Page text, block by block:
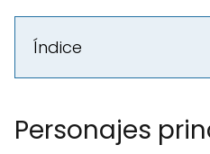
Índice
Personajes